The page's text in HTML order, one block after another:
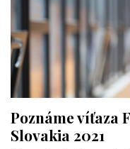
Poznáme víťaza
Slovakia 2021